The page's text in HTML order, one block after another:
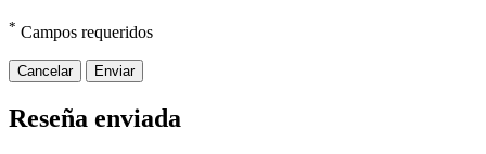
* Campos requeridos
Cancelar Enviar
Reseña enviada